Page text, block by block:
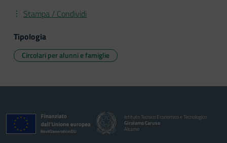
Stampa / Condividi
Tipologia
Circolari per alunni e famiglie
Istituto Tecnico Economico e Tecnologico
Girolamo Caruso
Alcamo